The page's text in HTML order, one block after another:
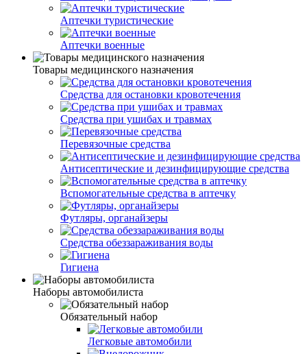
Аптечки туристические
Аптечки военные
Товары медицинского назначения
Средства для остановки кровотечения
Средства при ушибах и травмах
Перевязочные средства
Антисептические и дезинфицирующие средства
Вспомогательные средства в аптечку
Футляры, органайзеры
Средства обеззараживания воды
Гигиена
Наборы автомобилиста
Обязательный набор
Легковые автомобили